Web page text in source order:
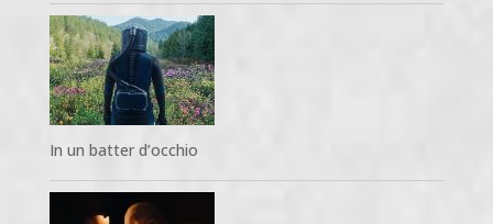
In un batter d’occhio